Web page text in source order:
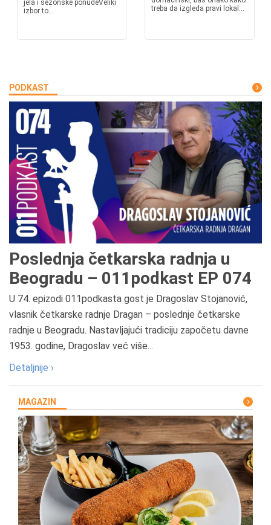
jela i sezonske ponudeVeliki
izbor to...
treba da izgleda pravi lokal...
PODKAST
Poslednja četkarska radnja u
Beogradu – 011podkast EP 074
U 74. epizodi 011podkasta gost je Dragoslav Stojanović,
vlasnik četkarske radnje Dragan – poslednje četkarske
radnje u Beogradu. Nastavljajući tradiciju započetu davne
1953. godine, Dragoslav već više...
Detaljnije ›
MAGAZIN